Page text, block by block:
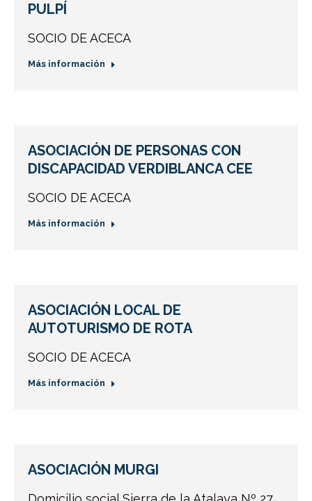
PULPÍ
SOCIO DE ACECA
Más información
ASOCIACIÓN DE PERSONAS CON
DISCAPACIDAD VERDIBLANCA CEE
SOCIO DE ACECA
Más información
ASOCIACIÓN LOCAL DE
AUTOTURISMO DE ROTA
SOCIO DE ACECA
Más información
ASOCIACIÓN MURGI